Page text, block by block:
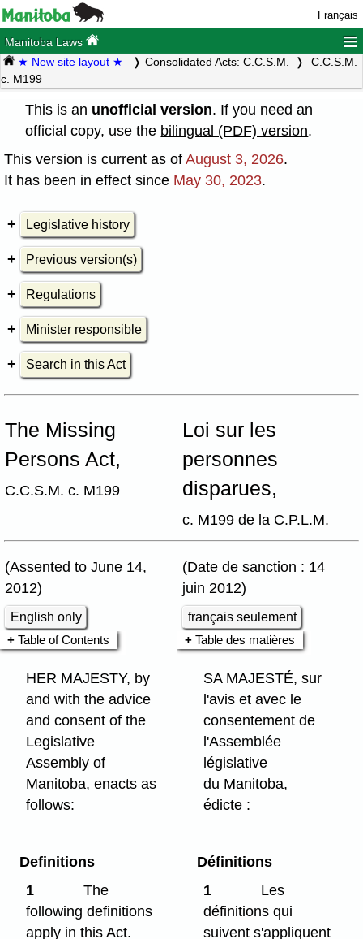
Français
Manitoba Laws ≡
★ New site layout ★ Consolidated Acts: C.C.S.M.
C.C.S.M.
c. M199
This is an unofficial version. If you need an
official copy, use the bilingual (PDF) version.
This version is current as of August 3, 2026.
It has been in effect since May 30, 2023.
Legislative history
Previous version(s)
Regulations
Minister responsible
Search in this Act
The Missing
Persons Act,
C.C.S.M. c. M199
Loi sur les
personnes
disparues,
c. M199 de la C.P.L.M.
(Assented to June 14,
2012)
(Date de sanction : 14
juin 2012)
English only
français seulement
Table of Contents
Table des matières
HER MAJESTY, by
and with the advice
and consent of the
Legislative
Assembly of
Manitoba, enacts as
follows:
SA MAJESTÉ, sur
l'avis et avec le
consentement de
l'Assemblée
législative
du Manitoba,
édicte :
Definitions
1
The
following definitions
apply in this Act.
Définitions
1
Les
définitions qui
suivent s'appliquent